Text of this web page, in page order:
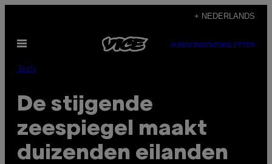
de
inhoud
+ NEDERLANDS
Open
SUBSCRIBENEWSLETTER
Tech
De stijgende
zeespiegel maakt
duizenden eilanden